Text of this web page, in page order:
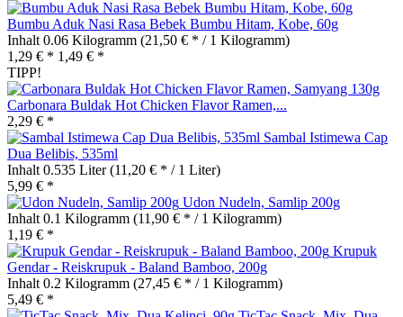
Bumbu Aduk Nasi Rasa Bebek Bumbu Hitam, Kobe, 60g
Inhalt 0.06 Kilogramm (21,50 € * / 1 Kilogramm)
1,29 € * 1,49 € *
TIPP!
Carbonara Buldak Hot Chicken Flavor Ramen,...
2,29 € *
Sambal Istimewa Cap
Dua Belibis, 535ml
Inhalt 0.535 Liter(11,20 € * / 1 Liter)
5,99 € *
Udon Nudeln, Samlip 200g
Inhalt 0.1 Kilogramm (11,90 € * / 1 Kilogramm)
1,19 € *
Krupuk
Gendar - Reiskrupuk - Baland Bamboo, 200g
Inhalt 0.2 Kilogramm (27,45 € * / 1 Kilogramm)
5,49 € *